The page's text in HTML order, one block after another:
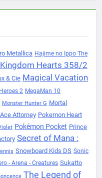
Metallica Hajime no Ippo The
Kingdom Hearts 358/2
& Cie Magical Vacation
2 MegaMan 10
Monster Hunter G Mortal
Attorney Pokemon Heart
Pokémon Pocket Prince
Secret of Mana :
Snowboard Kids DS Sonic
- Arena - Creatures Sukatto
The Legend of